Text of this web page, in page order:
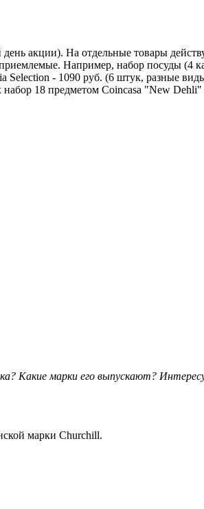
акции). На отдельные товары
Например, набор посуды (4
Selection - 1090 руб. (6 штук, разные
18 предметом Coincasa "New
Какие марки его выпускают?
марки Churchill.